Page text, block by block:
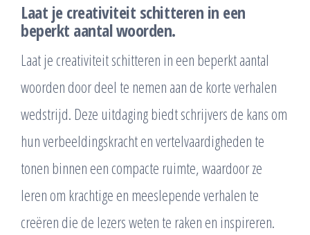
Laat je creativiteit schitteren in een
beperkt aantal woorden.
Laat je creativiteit schitteren in een beperkt aantal
woorden door deel te nemen aan de korte verhalen
wedstrijd. Deze uitdaging biedt schrijvers de kans om
hun verbeeldingskracht en vertelvaardigheden te
tonen binnen een compacte ruimte, waardoor ze
leren om krachtige en meeslepende verhalen te
creëren die de lezers weten te raken en inspireren.